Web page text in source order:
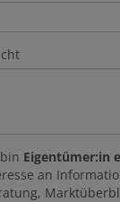
Eigentümer:in
an